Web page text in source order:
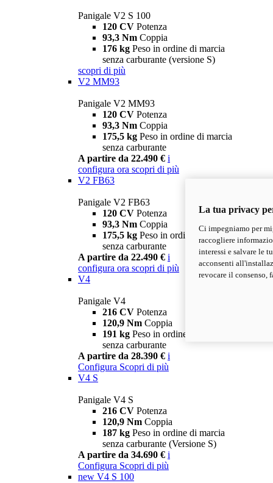
Panigale V2 S 100
120 CV Potenza
93,3 Nm Coppia
176 kg Peso in ordine di marcia
senza carburante (versione S)
scopri di più
V2 MM93
Panigale V2 MM93
120 CV Potenza
93,3 Nm Coppia
175,5 kg Peso in ordine di marcia
senza carburante
A partire da 22.490 € i
configura ora scopri di più
V2 FB63
Panigale V2 FB63
120 CV Potenza
93,3 Nm Coppia
175,5 kg Peso in ordine di marcia
senza carburante
A partire da 22.490 € i
configura ora scopri di più
V4
Panigale V4
216 CV Potenza
120,9 Nm Coppia
191 kg Peso in ordine di marcia
senza carburante
A partire da 28.390 € i
Configura Scopri di più
V4 S
Panigale V4 S
216 CV Potenza
120,9 Nm Coppia
187 kg Peso in ordine di marcia
senza carburante (Versione S)
A partire da 34.690 € i
Configura Scopri di più
new V4 S 100
La tua privacy
Ci impegniamo per
raccogliere
interessi e salvare le
acconsenti
revocare il consenso,